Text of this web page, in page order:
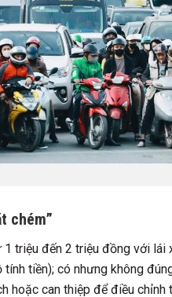
chém”
triệu đến 2 triệu đồng với
tiền); có nhưng không
hoặc can thiệp để điều